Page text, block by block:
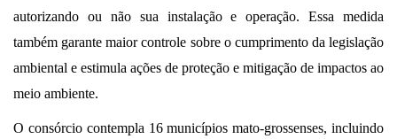
autorizando ou não sua instalação e operação. Essa medida
também garante maior controle sobre o cumprimento da legislação
ambiental e estimula ações de proteção e mitigação de impactos ao
meio ambiente.
O consórcio contempla 16 municípios mato-grossenses, incluindo